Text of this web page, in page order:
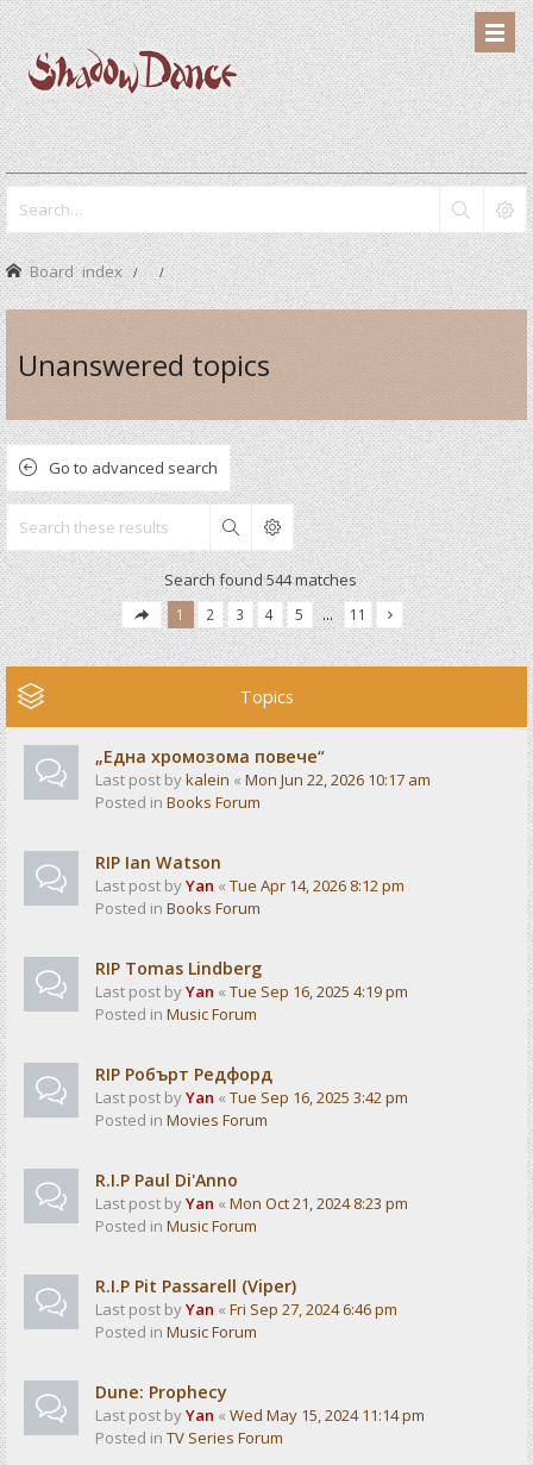
Board index
Unanswered topics
Go to advanced search
Search
Search found 544 matches
1 2 3 4 5 … 11
Topics
„Една хромозома повече“
Last post bykalein « Mon Jun 22, 2026 10:17 am
Posted in Books Forum
RIP Ian Watson
Last post byYan « Tue Apr 14, 2026 8:12 pm
Posted in Books Forum
RIP Tomas Lindberg
Last post byYan « Tue Sep 16, 2025 4:19 pm
Posted in Music Forum
RIP Робърт Редфорд
Last post byYan « Tue Sep 16, 2025 3:42 pm
Posted in Movies Forum
R.I.P Paul Di'Anno
Last post byYan « Mon Oct 21, 2024 8:23 pm
Posted in Music Forum
R.I.P Pit Passarell (Viper)
Last post byYan « Fri Sep 27, 2024 6:46 pm
Posted in Music Forum
Dune: Prophecy
Last post byYan « Wed May 15, 2024 11:14 pm
Posted in TV Series Forum